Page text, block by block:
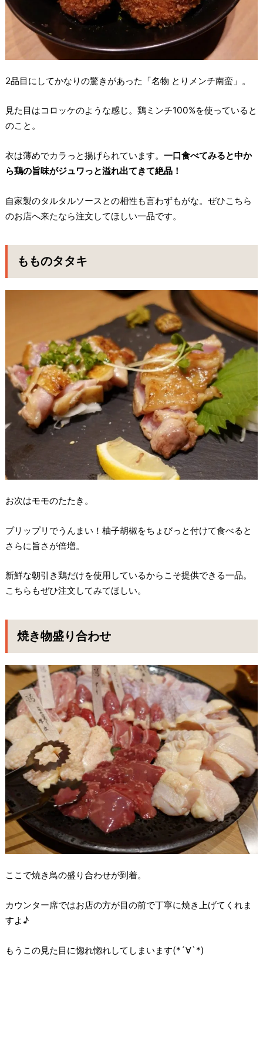
2品目にしてかなりの驚きがあった「名物 とりメンチ南蛮」。
見た目はコロッケのような感じ。鶏ミンチ100%を使っていると
のこと。
衣は薄めでカラっと揚げられています。 一口食べてみると中か
ら鶏の旨味がジュワっと溢れ出てきて絶品！
自家製のタルタルソースとの相性も言わずもがな。ぜひこちら
のお店へ来たなら注文してほしい一品です。
もものタタキ
お次はモモのたたき。
プリップリでうんまい！柚子胡椒をちょびっと付けて食べると
さらに旨さが倍増。
新鮮な朝引き鶏だけを使用しているからこそ提供できる一品。
こちらもぜひ注文してみてほしい。
焼き物盛り合わせ
ここで焼き鳥の盛り合わせが到着。
カウンター席ではお店の方が目の前で丁寧に焼き上げてくれま
すよ♪
もうこの見た目に惚れ惚れしてしまいます(*´∀`*)